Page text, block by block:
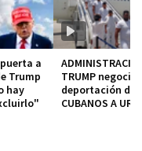
a
Trump
hay
TRUMP negocia
deportación de
CUBANOS A